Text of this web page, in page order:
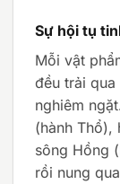
Sự hội tụ
Mỗi vật
đều trải
nghiêm
(hành Thổ),
sông Hồng
rồi nung